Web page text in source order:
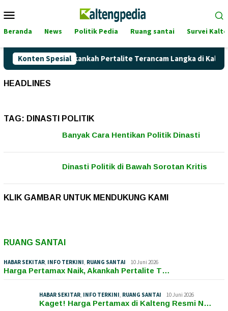
ke
Mobile
Beranda News Politik Pedia Ruang santai Survei
Konten Spesial
Pertamax Naik, Akankah Pertalite Terancam Langka di
HEADLINES
TAG: DINASTI POLITIK
Banyak Cara Hentikan Politik Dinasti
Dinasti Politik di Bawah Sorotan Kritis
KLIK GAMBAR UNTUK MENDUKUNG KAMI
RUANG SANTAI
HABAR SEKITAR, INFO TERKINI, RUANG SANTAI 10 Juni 2026
Harga Pertamax Naik, Akankah Pertalite T…
HABAR SEKITAR, INFO TERKINI, RUANG SANTAI 10 Juni 2026
Kaget! Harga Pertamax di Kalteng Resmi N…